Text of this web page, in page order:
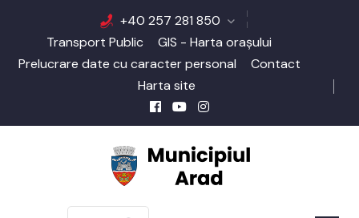
+40 257 281 850
Transport Public
GIS - Harta orașului
Prelucrare date cu caracter personal
Contact
Harta site